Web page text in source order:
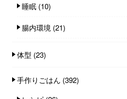
睡眠 (10)
腸内環境 (21)
体型 (23)
手作りごはん (392)